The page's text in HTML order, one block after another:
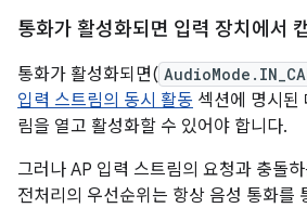
통화가 활성화되면 입력 장치에서
통화가 활성화되면(
입력 스트림의 동시 활동 섹션에 명시된
림을 열고 활성화할 수 있어야 합니다.
그러나 AP 입력 스트림의 요청과 충돌
전처리의 우선순위는 항상 음성 통화를